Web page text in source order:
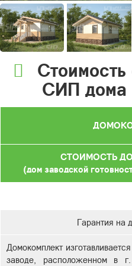
Стоимость
СИП дома
СТОИМОСТЬ
(дом заводской
Гарантия на
Домокомплект
заводе, расположенном в